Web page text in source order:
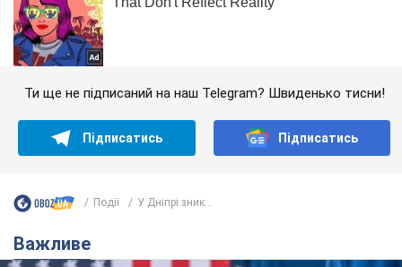
Ти ще не підписаний на наш Telegram? Швиденько тисни!
Підписатись Підписатись
Події У Дніпрі зник...
Важливе